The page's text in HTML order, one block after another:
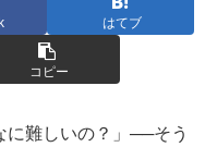
はてブ
コピー
に難しいの？」──そう